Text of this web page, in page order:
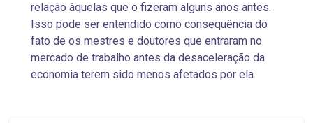
relação àquelas que o fizeram alguns anos antes.
Isso pode ser entendido como consequência do
fato de os mestres e doutores que entraram no
mercado de trabalho antes da desaceleração da
economia terem sido menos afetados por ela.